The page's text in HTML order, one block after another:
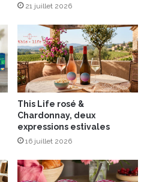
21 juillet 2026
This Life rosé &
Chardonnay, deux
expressions estivales
16 juillet 2026